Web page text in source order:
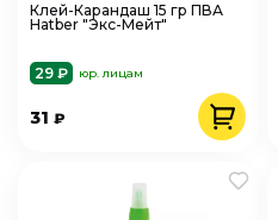
Клей-Карандаш 15 гр ПВА
Hatber "Экс-Мейт"
29 ₽ юр. лицам
31 ₽